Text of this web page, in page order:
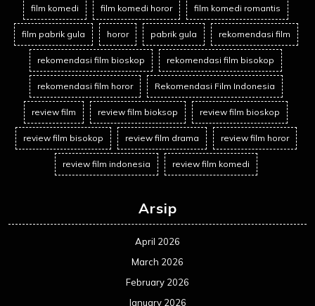
film komedi film komedi horor film komedi romantis
film pabrik gula horor pabrik gula rekomendasi film
rekomendasi film bioskop rekomendasi film bisokop
rekomendasi film horor Rekomendasi Film Indonesia
review film review film bioksop review film bioskop
review film bisokop review film drama review film horor
review film indonesia review film komedi
Arsip
April 2026
March 2026
February 2026
January 2026